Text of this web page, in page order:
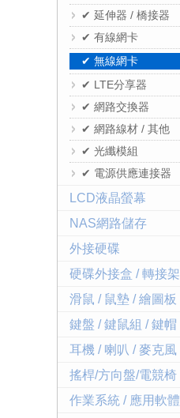
✔ 延伸器 / 橋接器
✔ 有線網卡
✔ 無線網卡
✔ LTE分享器
✔ 網路交換器
✔ 網路線材 / 其他
✔ 光纖模組
✔ 電源供應連接器
LCD液晶螢幕
NAS網路儲存
外接硬碟
硬碟外接盒 / 轉接架
滑鼠 / 鼠墊 / 繪圖板
鍵盤 / 鍵鼠組 / 鍵帽
耳機 / 喇叭 / 麥克風
搖桿/方向盤/電競椅
作業系統 / 應用軟體